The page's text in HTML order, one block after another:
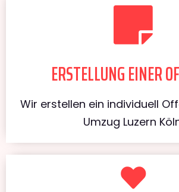
ERSTELLUNG EINER
Wir erstellen ein individuell
Umzug Luzern